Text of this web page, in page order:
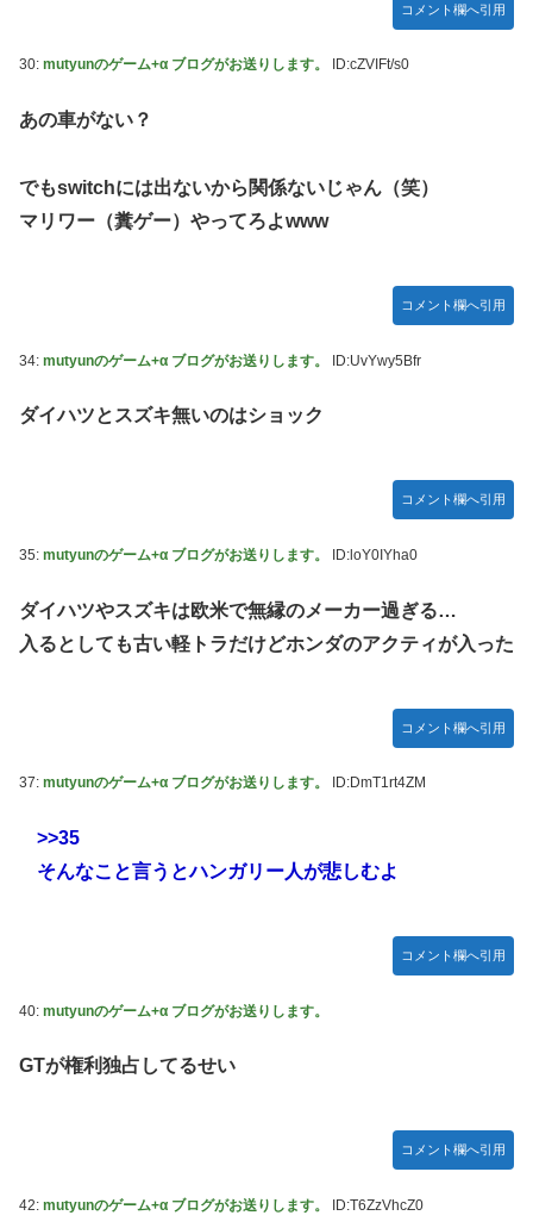
コメント欄へ引用
30: mutyunのゲーム+α ブログがお送りします。 ID:cZVIFt/s0
あの車がない？
でもswitchには出ないから関係ないじゃん（笑）
マリワー（糞ゲー）やってろよwww
コメント欄へ引用
34: mutyunのゲーム+α ブログがお送りします。 ID:UvYwy5Bfr
ダイハツとスズキ無いのはショック
コメント欄へ引用
35: mutyunのゲーム+α ブログがお送りします。 ID:loY0IYha0
ダイハツやスズキは欧米で無縁のメーカー過ぎる…
入るとしても古い軽トラだけどホンダのアクティが入った
コメント欄へ引用
37: mutyunのゲーム+α ブログがお送りします。 ID:DmT1rt4ZM
>>35
そんなこと言うとハンガリー人が悲しむよ
コメント欄へ引用
40: mutyunのゲーム+α ブログがお送りします。
GTが権利独占してるせい
コメント欄へ引用
42: mutyunのゲーム+α ブログがお送りします。 ID:T6ZzVhcZ0